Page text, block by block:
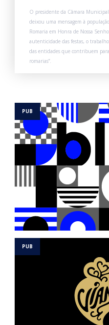
O presidente da Câmara
deixou uma mensagem à
Romaria em Honra de Nossa
autenticidade das festas, o
das entidades que contribuem
romarias”.